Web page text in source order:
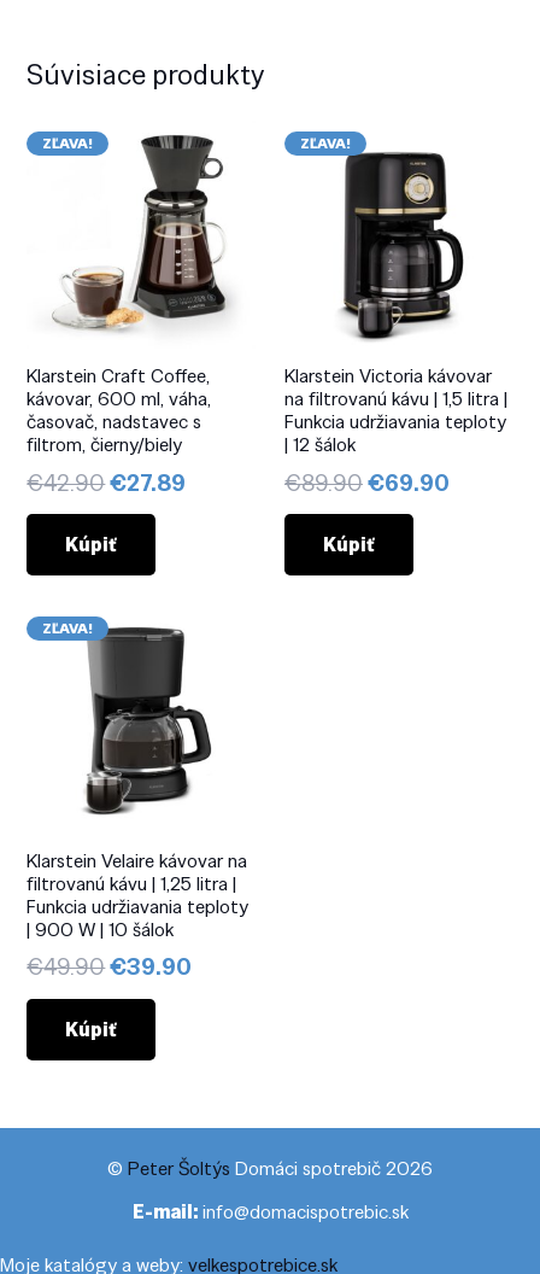
Súvisiace produkty
ZĽAVA!
Klarstein Craft Coffee,
kávovar, 600 ml, váha,
časovač, nadstavec s
filtrom, čierny/biely
€42.90Pôvodná
cena
bola:
€42.90.
€27.89
Kúpiť
ZĽAVA!
Klarstein Victoria kávovar
na filtrovanú kávu | 1,5 litra |
Funkcia udržiavania teploty
| 12 šálok
€89.90Pôvodná
cena
bola:
€89.90.
€69.90
Kúpiť
ZĽAVA!
Klarstein Velaire kávovar na
filtrovanú kávu | 1,25 litra |
Funkcia udržiavania teploty
| 900 W | 10 šálok
€49.90Pôvodná
cena
bola:
€49.90.
€39.90
Kúpiť
© Peter Šoltýs Domáci spotrebič 2026
E-mail:info@domacispotrebic.sk
Moje katalógy a weby: velkespotrebice.sk